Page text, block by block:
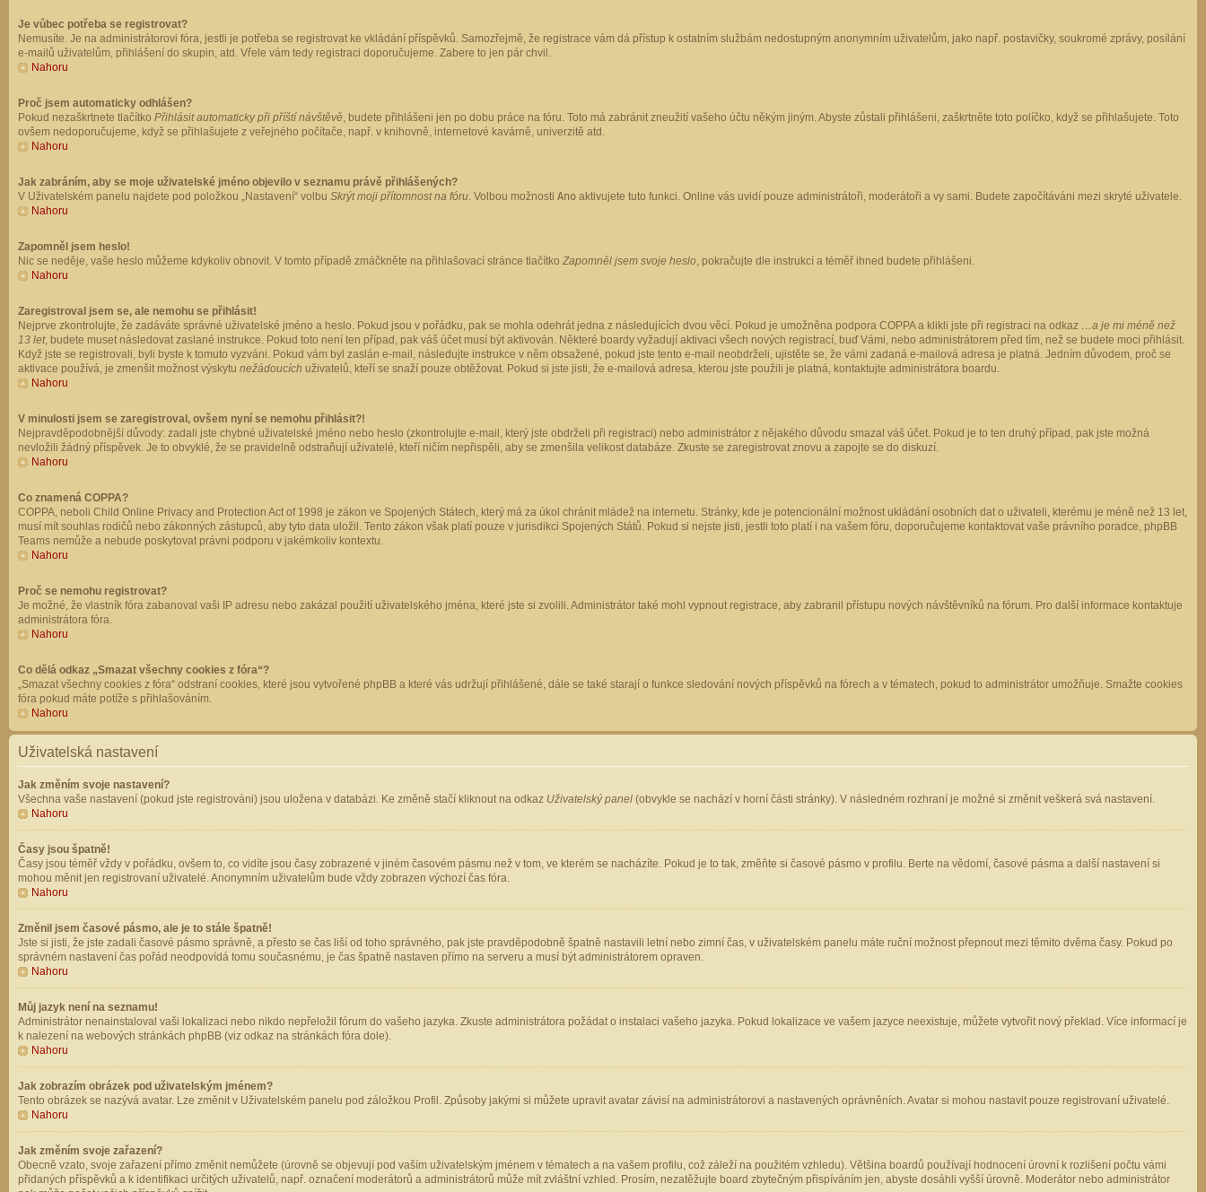
Je vůbec potřeba se registrovat?
Nemusíte. Je na administrátorovi fóra, jestli je potřeba se registrovat ke vkládání příspěvků. Samozřejmě, že registrace vám dá přístup k ostatním službám nedostupným anonymním uživatelům, jako např. postavičky, soukromé zprávy, posílání
e-mailů uživatelům, přihlášení do skupin, atd. Vřele vám tedy registraci doporučujeme. Zabere to jen pár chvil.
Nahoru
Proč jsem automaticky odhlášen?
Pokud nezaškrtnete tlačítko Přihlásit automaticky při příští návštěvě, budete přihlášeni jen po dobu práce na fóru. Toto má zabránit zneužití vašeho účtu někým jiným. Abyste zůstali přihlášeni, zaškrtněte toto políčko, když se přihlašujete. Toto
ovšem nedoporučujeme, když se přihlašujete z veřejného počítače, např. v knihovně, internetové kavárně, univerzitě atd.
Nahoru
Jak zabráním, aby se moje uživatelské jméno objevilo v seznamu právě přihlášených?
V Uživatelském panelu najdete pod položkou „Nastavení“ volbu Skrýt moji přítomnost na fóru. Volbou možnosti Ano aktivujete tuto funkci. Online vás uvidí pouze administrátoři, moderátoři a vy sami. Budete započítáváni mezi skryté uživatele.
Nahoru
Zapomněl jsem heslo!
Nic se neděje, vaše heslo můžeme kdykoliv obnovit. V tomto případě zmáčkněte na přihlašovací stránce tlačítko Zapomněl jsem svoje heslo, pokračujte dle instrukcí a téměř ihned budete přihlášeni.
Nahoru
Zaregistroval jsem se, ale nemohu se přihlásit!
Nejprve zkontrolujte, že zadáváte správné uživatelské jméno a heslo. Pokud jsou v pořádku, pak se mohla odehrát jedna z následujících dvou věcí. Pokud je umožněna podpora COPPA a klikli jste při registraci na odkaz …a je mi méně než
13 let, budete muset následovat zaslané instrukce. Pokud toto není ten případ, pak váš účet musí být aktivován. Některé boardy vyžadují aktivaci všech nových registrací, buď Vámi, nebo administrátorem před tím, než se budete moci přihlásit.
Když jste se registrovali, byli byste k tomuto vyzváni. Pokud vám byl zaslán e-mail, následujte instrukce v něm obsažené, pokud jste tento e-mail neobdrželi, ujistěte se, že vámi zadaná e-mailová adresa je platná. Jedním důvodem, proč se
aktivace používá, je zmenšit možnost výskytu nežádoucích uživatelů, kteří se snaží pouze obtěžovat. Pokud si jste jisti, že e-mailová adresa, kterou jste použili je platná, kontaktujte administrátora boardu.
Nahoru
V minulosti jsem se zaregistroval, ovšem nyní se nemohu přihlásit?!
Nejpravděpodobnější důvody: zadali jste chybné uživatelské jméno nebo heslo (zkontrolujte e-mail, který jste obdrželi při registraci) nebo administrátor z nějakého důvodu smazal váš účet. Pokud je to ten druhý případ, pak jste možná
nevložili žádný příspěvek. Je to obvyklé, že se pravidelně odstraňují uživatelé, kteří ničím nepřispěli, aby se zmenšila velikost databáze. Zkuste se zaregistrovat znovu a zapojte se do diskuzí.
Nahoru
Co znamená COPPA?
COPPA, neboli Child Online Privacy and Protection Act of 1998 je zákon ve Spojených Státech, který má za úkol chránit mládež na internetu. Stránky, kde je potencionální možnost ukládání osobních dat o uživateli, kterému je méně než 13 let,
musí mít souhlas rodičů nebo zákonných zástupců, aby tyto data uložil. Tento zákon však platí pouze v jurisdikci Spojených Států. Pokud si nejste jisti, jestli toto platí i na vašem fóru, doporučujeme kontaktovat vaše právního poradce, phpBB
Teams nemůže a nebude poskytovat právni podporu v jakémkoliv kontextu.
Nahoru
Proč se nemohu registrovat?
Je možné, že vlastník fóra zabanoval vaši IP adresu nebo zakázal použití uživatelského jména, které jste si zvolili. Administrátor také mohl vypnout registrace, aby zabranil přístupu nových návštěvníků na fórum. Pro další informace kontaktuje
administrátora fóra.
Nahoru
Co dělá odkaz „Smazat všechny cookies z fóra“?
„Smazat všechny cookies z fóra“ odstraní cookies, které jsou vytvořené phpBB a které vás udržují přihlášené, dále se také starají o funkce sledování nových příspěvků na fórech a v tématech, pokud to administrátor umožňuje. Smažte cookies
fóra pokud máte potíže s přihlašováním.
Nahoru
Uživatelská nastavení
Jak změním svoje nastavení?
Všechna vaše nastavení (pokud jste registrováni) jsou uložena v databázi. Ke změně stačí kliknout na odkaz Uživatelský panel (obvykle se nachází v horní části stránky). V následném rozhraní je možné si změnit veškerá svá nastavení.
Nahoru
Časy jsou špatně!
Časy jsou téměř vždy v pořádku, ovšem to, co vidíte jsou časy zobrazené v jiném časovém pásmu než v tom, ve kterém se nacházíte. Pokud je to tak, změňte si časové pásmo v profilu. Berte na vědomí, časové pásma a další nastavení si
mohou měnit jen registrovaní uživatelé. Anonymním uživatelům bude vždy zobrazen výchozí čas fóra.
Nahoru
Změnil jsem časové pásmo, ale je to stále špatně!
Jste si jisti, že jste zadali časové pásmo správně, a přesto se čas liší od toho správného, pak jste pravděpodobně špatně nastavili letní nebo zimní čas, v uživatelském panelu máte ruční možnost přepnout mezi těmito dvěma časy. Pokud po
správném nastavení čas pořád neodpovídá tomu současnému, je čas špatně nastaven přímo na serveru a musí být administrátorem opraven.
Nahoru
Můj jazyk není na seznamu!
Administrátor nenainstaloval vaši lokalizaci nebo nikdo nepřeložil fórum do vašeho jazyka. Zkuste administrátora požádat o instalaci vašeho jazyka. Pokud lokalizace ve vašem jazyce neexistuje, můžete vytvořit nový překlad. Více informací je
k nalezení na webových stránkách phpBB (viz odkaz na stránkách fóra dole).
Nahoru
Jak zobrazím obrázek pod uživatelským jménem?
Tento obrázek se nazývá avatar. Lze změnit v Uživatelském panelu pod záložkou Profil. Způsoby jakými si můžete upravit avatar závisí na administrátorovi a nastavených oprávněních. Avatar si mohou nastavit pouze registrovaní uživatelé.
Nahoru
Jak změním svoje zařazení?
Obecně vzato, svoje zařazení přímo změnit nemůžete (úrovně se objevují pod vaším uživatelským jménem v tématech a na vašem profilu, což záleží na použitém vzhledu). Většina boardů používají hodnocení úrovní k rozlišení počtu vámi
přidaných příspěvků a k identifikaci určitých uživatelů, např. označení moderátorů a administrátorů může mít zvláštní vzhled. Prosím, nezatěžujte board zbytečným přispíváním jen, abyste dosáhli vyšší úrovně. Moderátor nebo administrátor